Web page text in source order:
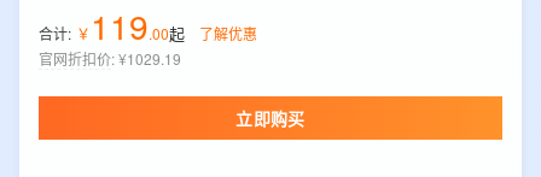
合计: ￥ 119.00起
了解优惠
官网折扣价:¥1029.19
立即购买